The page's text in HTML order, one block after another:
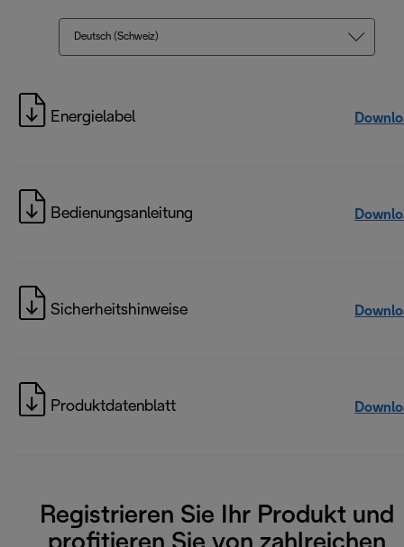
Deutsch (Schweiz)
Energielabel
Bedienungsanleitung
Sicherheitshinweise
Produktdatenblatt
Registrieren Sie Ihr Produkt und